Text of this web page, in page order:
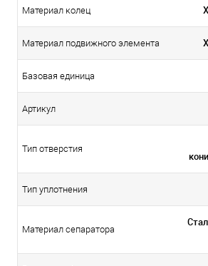
Материал колец
Материал подвижного элемента
Базовая единица
Артикул
Тип отверстия
Тип уплотнения
Материал сепаратора